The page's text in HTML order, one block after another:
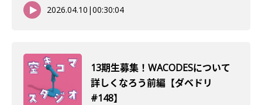
2026.04.10 |00:30:04
13期生募集！WACODESについて
詳しくなろう前編【ダベドリ
#148】